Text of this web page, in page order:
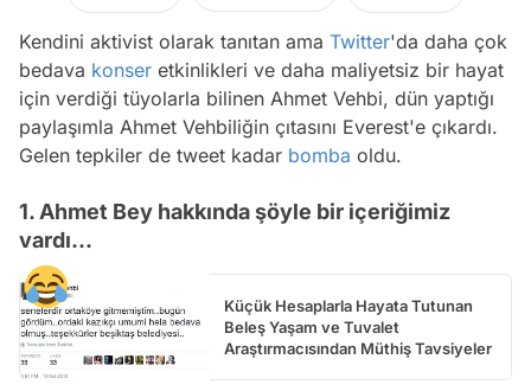
Kendini aktivist olarak tanıtan ama Twitter'da daha çok
bedava konser etkinlikleri ve daha maliyetsiz bir hayat
için verdiği tüyolarla bilinen Ahmet Vehbi, dün yaptığı
paylaşımla Ahmet Vehbiliğin çıtasını Everest'e çıkardı.
Gelen tepkiler de tweet kadar bomba oldu.
1. Ahmet Bey hakkında şöyle bir içeriğimiz
vardı...
Küçük Hesaplarla Hayata Tutunan
Beleş Yaşam ve Tuvalet
Araştırmacısından Müthiş Tavsiyeler